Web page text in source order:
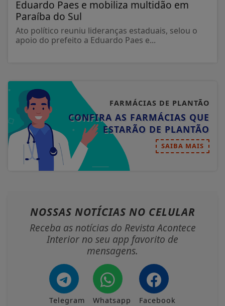
Eduardo Paes e mobiliza multidão em
Paraíba do Sul
Ato político reuniu lideranças estaduais, selou o
apoio do prefeito a Eduardo Paes e...
FARMÁCIAS DE PLANTÃO
CONFIRA AS FARMÁCIAS QUE
ESTARÃO DE PLANTÃO
SAIBA MAIS
NOSSAS NOTÍCIAS NO CELULAR
Receba as notícias do Revista Acontece
Interior no seu app favorito de
mensagens.
Telegram Whatsapp Facebook